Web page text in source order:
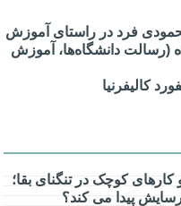
فرد در راستای آموزش
(رسالت دانشگاه‌ها، آموزش
کالیفرنیا
کوچک در تنگنای بقا؛
پیدا می کند؟